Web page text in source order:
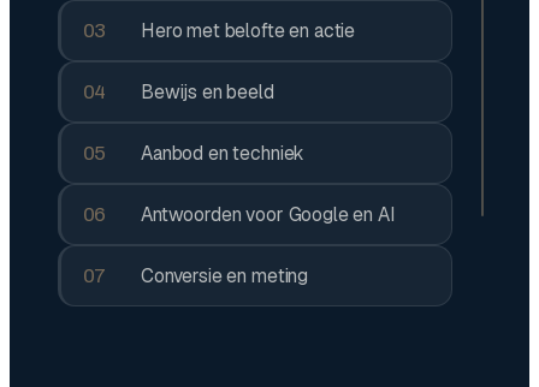
03 Hero met belofte en actie
04 Bewijs en beeld
05 Aanbod en techniek
06 Antwoorden voor Google en AI
07 Conversie en meting